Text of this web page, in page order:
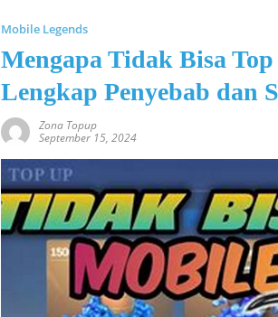
Mobile Legends
Mengapa Tidak Bisa
Lengkap Penyebab dan
Zona Topup
September 15, 2024